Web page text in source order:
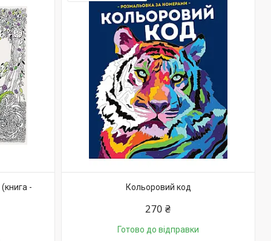
-
Кольоровий код
270 ₴
Готово до відправки